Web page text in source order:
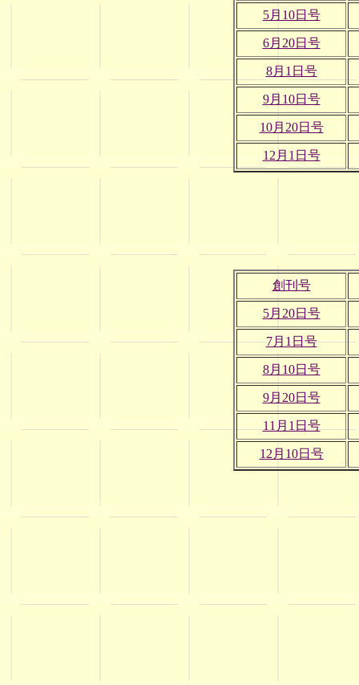
5月10日号
6月20日号
8月1日号
9月10日号
10月20日号
12月1日号
創刊号
5月20日号
7月1日号
8月10日号
9月20日号
11月1日号
12月10日号